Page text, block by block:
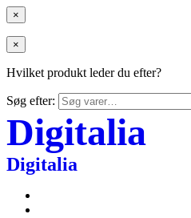
×
×
Hvilket produkt leder du efter?
Søg efter:
Digitalia
Digitalia